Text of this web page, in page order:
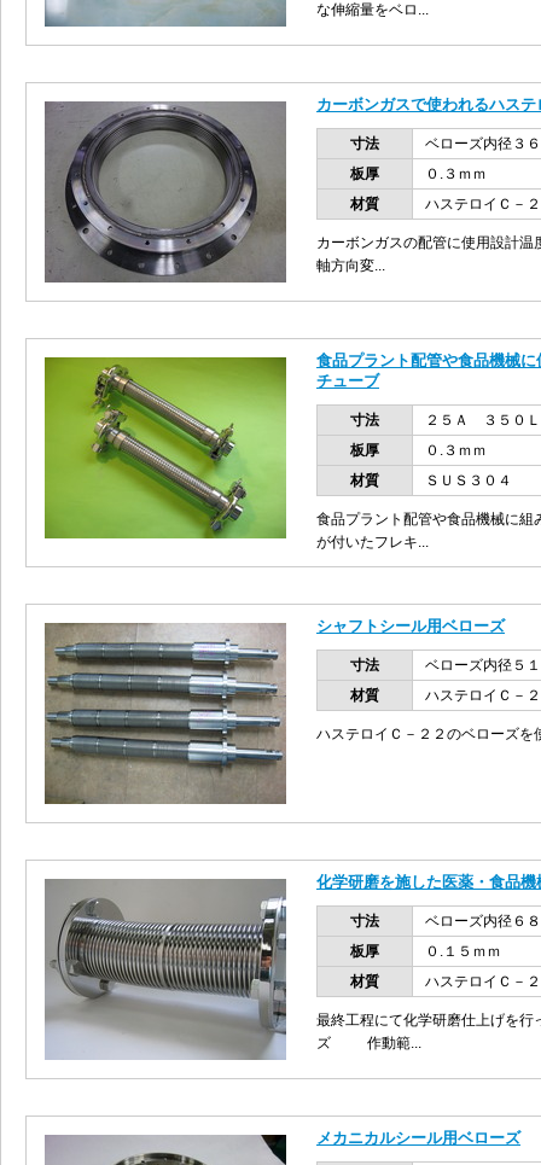
な伸縮量をベロ...
カーボンガスで使われるハス
寸法
ベローズ内径３
板厚
０.３ｍｍ
材質
ハステロイＣ－
カーボンガスの配管に使用
軸方向変...
食品プラント配管や食品機械
チューブ
寸法
２５Ａ ３５０Ｌ
板厚
０.３ｍｍ
材質
ＳＵＳ３０４
食品プラント配管や食品機械に
が付いたフレキ...
シャフトシール用ベローズ
寸法
ベローズ内径
材質
ハステロイＣ－
ハステロイＣ－２２のベローズを
化学研磨を施した医薬・食品機
寸法
ベローズ内径６
板厚
０.１５ｍｍ
材質
ハステロイＣ－
最終工程にて化学研磨仕上げを
ズ 作動範...
メカニカルシール用ベローズ